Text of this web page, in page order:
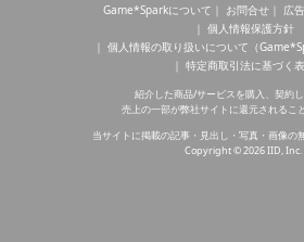
Game*Sparkについて お問合せ 広
個人情報保護方針
個人情報の取り扱いについて（
特定商取引法に基づく
紹介した商品/サービスを購入、契約し
売上の一部が弊社サイトに還元されるこ
当サイトに掲載の記事・見出し・写真・画像の
Copyright © 2026 IID, Inc.